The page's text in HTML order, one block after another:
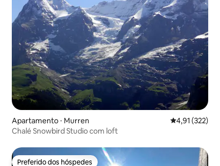
Apartamento ⋅ Murren 4,91 de uma
4,91 (322)
Chalé Snowbird Studio com loft
Preferido dos hóspedes